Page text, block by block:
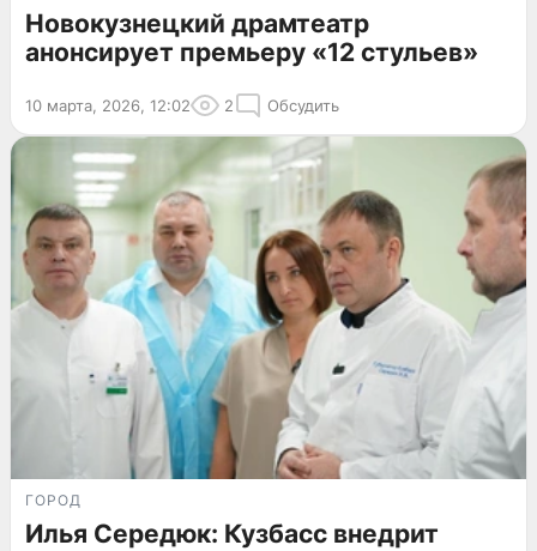
Новокузнецкий драмтеатр
анонсирует премьеру «12 стульев»
10 марта, 2026, 12:02 2 Обсудить
ГОРОД
Илья Середюк: Кузбасс внедрит